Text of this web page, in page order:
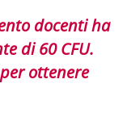
docenti ha
di 60 CFU.
ottenere